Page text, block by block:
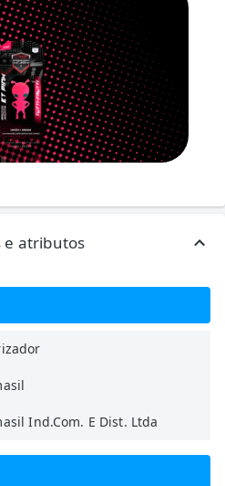
e atributos
Ind.Com. E Dist. Ltda